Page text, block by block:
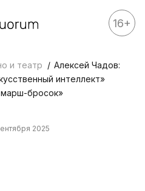
16+
и театр
Алексей Чадов:
интеллект»
бросок»
2025